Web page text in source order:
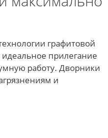
графитовой
прилегание
работу. Дворники
и